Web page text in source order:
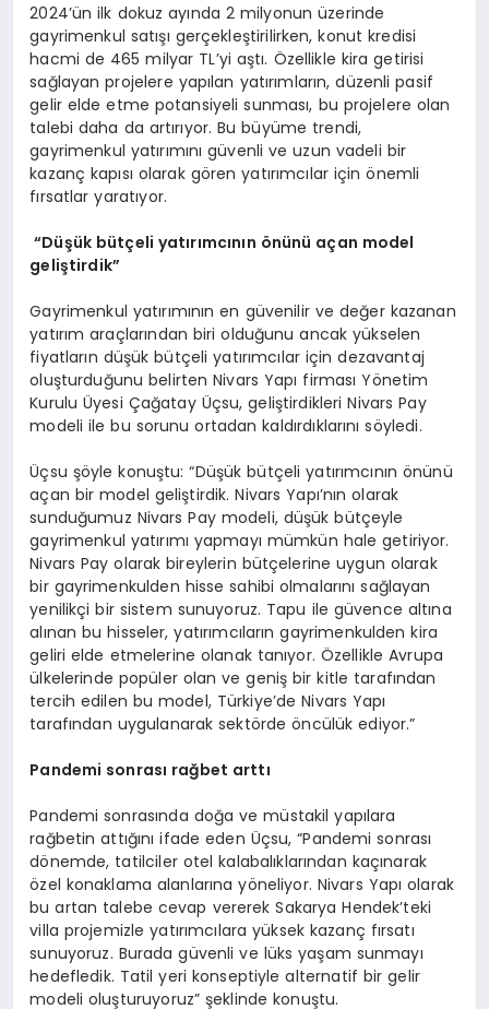
2024’ün ilk dokuz ayında 2 milyonun üzerinde
gayrimenkul satışı gerçekleştirilirken, konut kredisi
hacmi de 465 milyar TL’yi aştı. Özellikle kira getirisi
sağlayan projelere yapılan yatırımların, düzenli pasif
gelir elde etme potansiyeli sunması, bu projelere olan
talebi daha da artırıyor. Bu büyüme trendi,
gayrimenkul yatırımını güvenli ve uzun vadeli bir
kazanç kapısı olarak gören yatırımcılar için önemli
fırsatlar yaratıyor.
“Düşük bütçeli yatırımcının önünü açan model
geliştirdik”
Gayrimenkul yatırımının en güvenilir ve değer kazanan
yatırım araçlarından biri olduğunu ancak yükselen
fiyatların düşük bütçeli yatırımcılar için dezavantaj
oluşturduğunu belirten Nivars Yapı firması Yönetim
Kurulu Üyesi Çağatay Üçsu, geliştirdikleri Nivars Pay
modeli ile bu sorunu ortadan kaldırdıklarını söyledi.
Üçsu şöyle konuştu: “Düşük bütçeli yatırımcının önünü
açan bir model geliştirdik. Nivars Yapı’nın olarak
sunduğumuz Nivars Pay modeli, düşük bütçeyle
gayrimenkul yatırımı yapmayı mümkün hale getiriyor.
Nivars Pay olarak bireylerin bütçelerine uygun olarak
bir gayrimenkulden hisse sahibi olmalarını sağlayan
yenilikçi bir sistem sunuyoruz. Tapu ile güvence altına
alınan bu hisseler, yatırımcıların gayrimenkulden kira
geliri elde etmelerine olanak tanıyor. Özellikle Avrupa
ülkelerinde popüler olan ve geniş bir kitle tarafından
tercih edilen bu model, Türkiye’de Nivars Yapı
tarafından uygulanarak sektörde öncülük ediyor.”
Pandemi sonrası rağbet arttı
Pandemi sonrasında doğa ve müstakil yapılara
rağbetin attığını ifade eden Üçsu, “Pandemi sonrası
dönemde, tatilciler otel kalabalıklarından kaçınarak
özel konaklama alanlarına yöneliyor. Nivars Yapı olarak
bu artan talebe cevap vererek Sakarya Hendek’teki
villa projemizle yatırımcılara yüksek kazanç fırsatı
sunuyoruz. Burada güvenli ve lüks yaşam sunmayı
hedefledik. Tatil yeri konseptiyle alternatif bir gelir
modeli oluşturuyoruz” şeklinde konuştu.